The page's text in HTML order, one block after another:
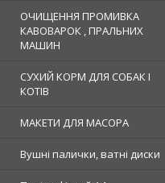
ОЧИЩЕННЯ ПРОМИВКА
КАВОВАРОК , ПРАЛЬНИХ
МАШИН
СУХИЙ КОРМ ДЛЯ СОБАК І
КОТІВ
МАКЕТИ ДЛЯ МАСОРА
Вушні палички, ватні диски